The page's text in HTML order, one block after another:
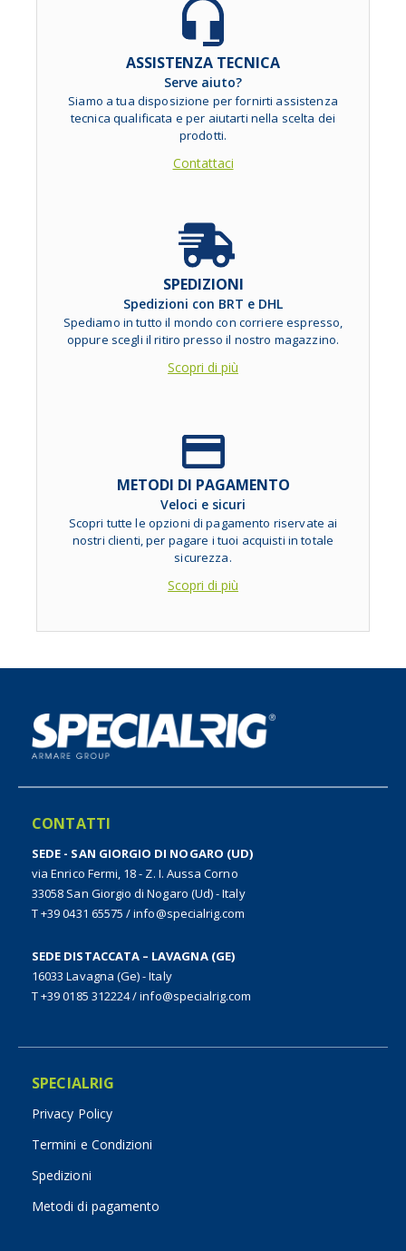
ASSISTENZA TECNICA
Serve aiuto?
Siamo a tua disposizione per fornirti assistenza
tecnica qualificata e per aiutarti nella scelta dei
prodotti.
Contattaci
SPEDIZIONI
Spedizioni con BRT e DHL
Spediamo in tutto il mondo con corriere espresso,
oppure scegli il ritiro presso il nostro magazzino.
Scopri di più
METODI DI PAGAMENTO
Veloci e sicuri
Scopri tutte le opzioni di pagamento riservate ai
nostri clienti, per pagare i tuoi acquisti in totale
sicurezza.
Scopri di più
CONTATTI
SEDE - SAN GIORGIO DI NOGARO (UD)
via Enrico Fermi, 18 - Z. I. Aussa Corno
33058 San Giorgio di Nogaro (Ud) - Italy
T +39 0431 65575 /info@specialrig.com
SEDE DISTACCATA – LAVAGNA (GE)
16033 Lavagna (Ge) - Italy
T +39 0185 312224/info@specialrig.com
SPECIALRIG
Privacy Policy
Termini e Condizioni
Spedizioni
Metodi di pagamento